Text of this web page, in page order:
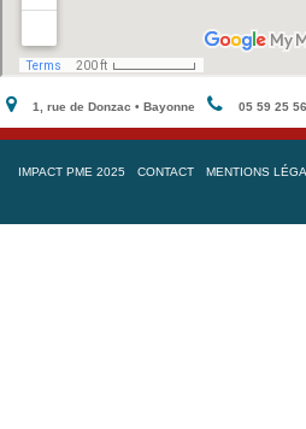
1, rue de Donzac • Bayonne 05 59 25
IMPACT PME 2025 CONTACT MENTIONS